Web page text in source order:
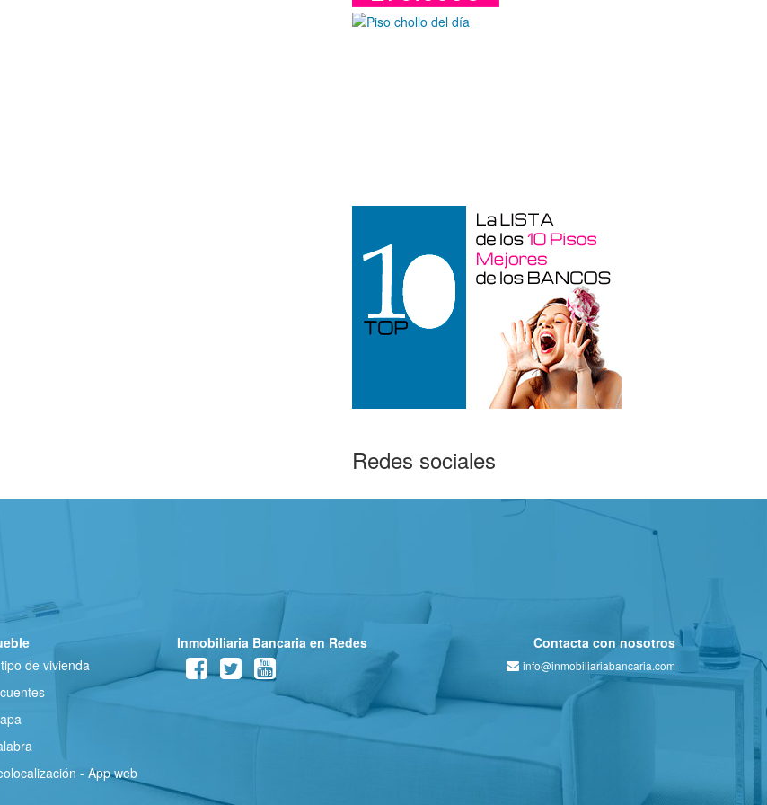
Redes sociales
de vivienda
- App web
Inmobiliaria Bancaria en Redes Contacta con nosotros
info@inmobiliariabancaria.com